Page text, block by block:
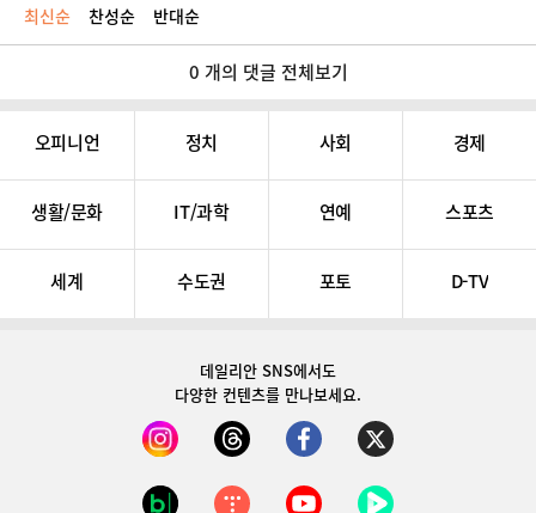
최신순 찬성순 반대순
0 개의 댓글 전체보기
오피니언 정치 사회 경제
생활/문화 IT/과학 연예 스포츠
세계 수도권 포토 D-TV
데일리안 SNS에서도
다양한 컨텐츠를 만나보세요.